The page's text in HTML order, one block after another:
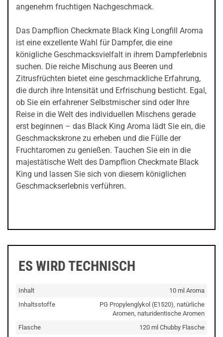
angenehm fruchtigen Nachgeschmack.
Das Dampflion Checkmate Black King Longfill Aroma
ist eine exzellente Wahl für Dampfer, die eine
königliche Geschmacksvielfalt in ihrem Dampferlebnis
suchen. Die reiche Mischung aus Beeren und
Zitrusfrüchten bietet eine geschmackliche Erfahrung,
die durch ihre Intensität und Erfrischung besticht. Egal,
ob Sie ein erfahrener Selbstmischer sind oder Ihre
Reise in die Welt des individuellen Mischens gerade
erst beginnen – das Black King Aroma lädt Sie ein, die
Geschmackskrone zu erheben und die Fülle der
Fruchtaromen zu genießen. Tauchen Sie ein in die
majestätische Welt des Dampflion Checkmate Black
King und lassen Sie sich von diesem königlichen
Geschmackserlebnis verführen.
ES WIRD TECHNISCH
Inhalt
10 ml Aroma
Inhaltsstoffe
PG Propylenglykol (E1520), natürliche
Aromen, naturidentische Aromen
Flasche
120 ml Chubby Flasche